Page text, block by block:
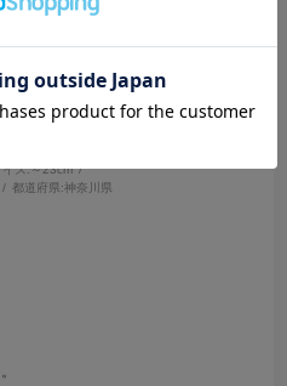
イズ:～23cm
都道府県:神奈川県